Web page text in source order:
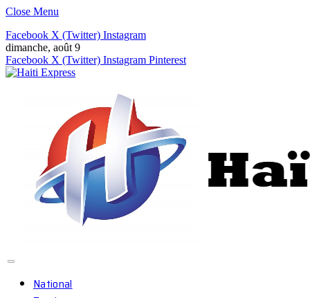
Close Menu
Facebook X (Twitter) Instagram
dimanche, août 9
Facebook X (Twitter) Instagram Pinterest
National